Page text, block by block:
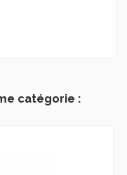
catégorie :